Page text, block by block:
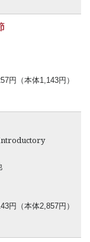
円（本体1,143円）
円（本体2,857円）